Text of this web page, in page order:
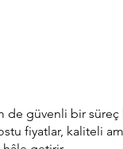
de güvenli bir
fiyatlar, kaliteli